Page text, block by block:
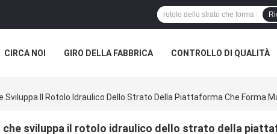
CIRCA NOI GIRO DELLA FABBRICA CONTROLLO DI QUALITÀ
Sviluppa Il Rotolo Idraulico Dello Strato Della Piattaforma Che Forma
sviluppa il rotolo idraulico dello strato della